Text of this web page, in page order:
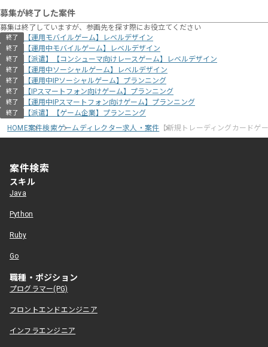
募集が終了した案件
募集は終了していますが、参画先を探す際にお役立てください
終了 【運用モバイルゲーム】レベルデザイン
終了 【運用中モバイルゲーム】レベルデザイン
終了 【派遣】【コンシューマ向けレースゲーム】レベルデザイン
終了 【運用中ソーシャルゲーム】レベルデザイン
終了 【運用中IPソーシャルゲーム】プランニング
終了 【IPスマートフォン向けゲーム】プランニング
終了 【運用中IPスマートフォン向けゲーム】プランニング
終了
【派遣】【ゲーム企業】プランニング
HOME案件検索ゲームディレクター求人・案件 【新規トレーディングカードゲ
案件検索
スキル
Java
Python
Ruby
Go
職種・ポジション
プログラマー(PG)
フロントエンドエンジニア
インフラエンジニア